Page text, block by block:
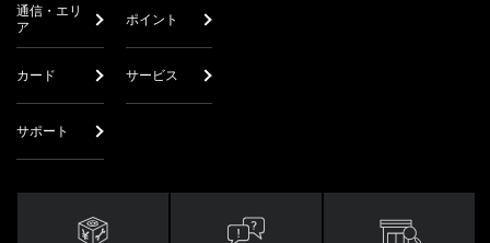
通信・エリ
ア
ポイント
カード サービス
サポート